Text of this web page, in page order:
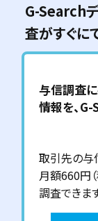
G-Search
査がすぐに
与信調査
情報を、G-
取引先の与
月額660円
調査できま